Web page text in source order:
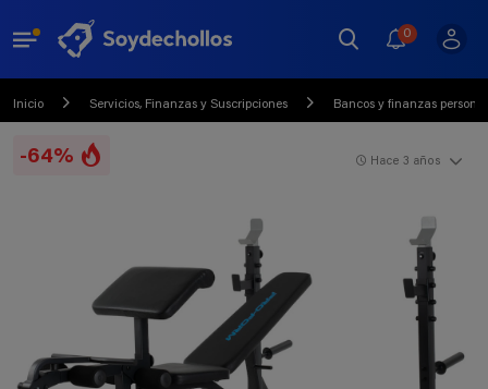
0
Inicio Servicios, Finanzas y Suscripciones Bancos y finanzas
-64% Hace 3 años